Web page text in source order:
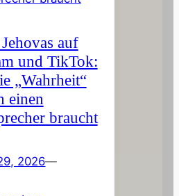
auf
und TikTok:
„Wahrheit“
einen
braucht
2026—